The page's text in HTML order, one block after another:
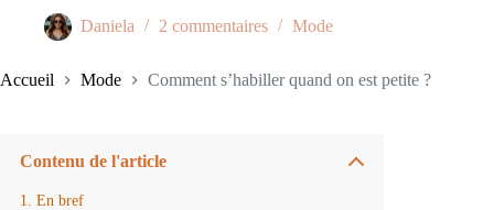
Daniela 2 commentaires Mode
Accueil Mode Comment s’habiller quand on est petite ?
Contenu de l'article
En bref